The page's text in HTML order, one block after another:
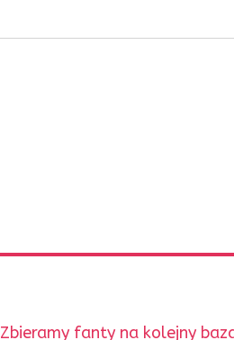
Następny
Zbieramy fanty na kolejny